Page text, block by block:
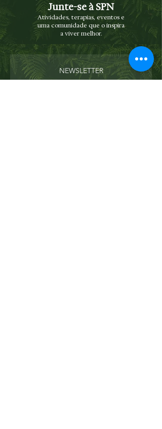
Junte-se à SPN
Atividades, terapias, eventos e
uma comunidade que o inspira
a viver melhor.
NEWSLETTER